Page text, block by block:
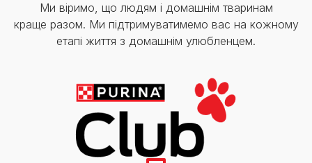
Ми віримо, що людям і домашнім тваринам
краще разом. Ми підтримуватимемо вас на кожному
етапі життя з домашнім улюбленцем.